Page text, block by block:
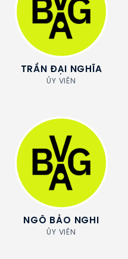
TRẦN ĐẠI NGHĨA
ỦY VIÊN
NGÔ BẢO NGHI
ỦY VIÊN